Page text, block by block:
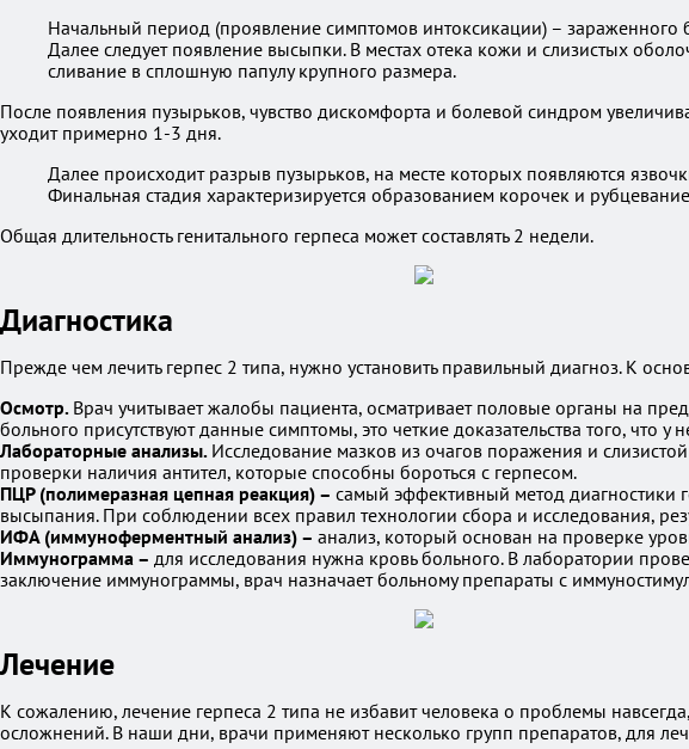
Начальный период (проявление симптомов интоксикации) –
Далее следует появление высыпки. В местах отека кожи и слизистых
сливание в сплошную папулу крупного размера.
После появления пузырьков, чувство дискомфорта и болевой синдром
уходит примерно 1-3 дня.
Далее происходит разрыв пузырьков, на месте которых появляются
Финальная стадия характеризируется образованием корочек и
Общая длительность генитального герпеса может составлять 2 недели.
Диагностика
Прежде чем лечить герпес 2 типа, нужно установить правильный диагноз. К
Осмотр. Врач учитывает жалобы пациента, осматривает половые органы на
больного присутствуют данные симптомы, это четкие доказательства того, что у
Лабораторные анализы. Исследование мазков из очагов поражения и
проверки наличия антител, которые способны бороться с герпесом.
ПЦР (полимеразная цепная реакция) – самый эффективный метод диагностики
высыпания. При соблюдении всех правил технологии сбора и исследования,
ИФА (иммуноферментный анализ) – анализ, который основан на проверке
Иммунограмма – для исследования нужна кровь больного. В лаборатории
заключение иммунограммы, врач назначает больному препараты с
Лечение
К сожалению, лечение герпеса 2 типа не избавит человека о проблемы
осложнений. В наши дни, врачи применяют несколько групп препаратов, для